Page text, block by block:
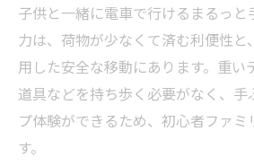
楽しさ
まるっと手ぶらキャンプ
トドア体験
初めてでも安心なまるっと手
密
子供と一緒に電車で行けるまるっ
力は、荷物が少なくて済む利便性
用した安全な移動にあります。重い
道具などを持ち歩く必要がなく、
プ体験ができるため、初心者ファミ
す。